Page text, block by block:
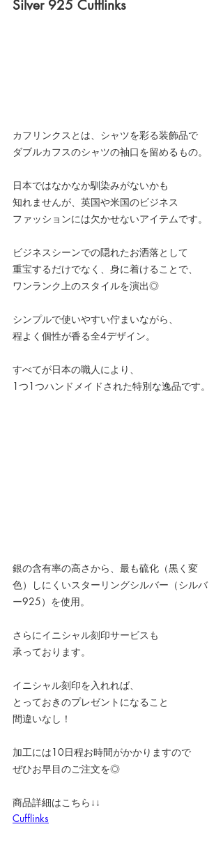
Silver 925 Cufflinks
カフリンクスとは、シャツを彩る装飾品で
ダブルカフスのシャツの袖口を留めるもの。
日本ではなかなか馴染みがないかも
知れませんが、英国や米国のビジネス
ファッションには欠かせないアイテムです。
ビジネスシーンでの隠れたお洒落として
重宝するだけでなく、身に着けることで、
ワンランク上のスタイルを演出◎
シンプルで使いやすい佇まいながら、
程よく個性が香る全4デザイン。
すべてが日本の職人により、
1つ1つハンドメイドされた特別な逸品です。
銀の含有率の高さから、最も硫化（黒く変
色）しにくいスターリングシルバー（シルバ
ー925）を使用。
さらにイニシャル刻印サービスも
承っております。
イニシャル刻印を入れれば、
とっておきのプレゼントになること
間違いなし！
加工には10日程お時間がかかりますので
ぜひお早目のご注文を◎
商品詳細はこちら↓↓
Cufflinks